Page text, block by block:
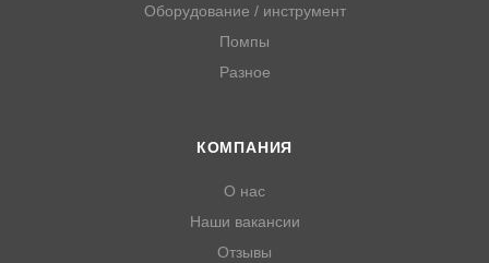
Оборудование / инструмент
Помпы
Разное
КОМПАНИЯ
О нас
Наши вакансии
Отзывы